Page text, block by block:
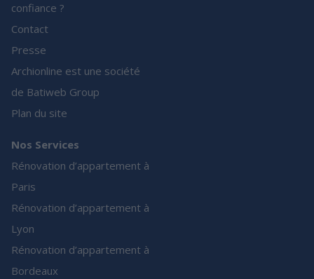
confiance ?
Contact
Presse
Archionline est une société
de Batiweb Group
Plan du site
Nos Services
Rénovation d’appartement à
Paris
Rénovation d’appartement à
Lyon
Rénovation d’appartement à
Bordeaux